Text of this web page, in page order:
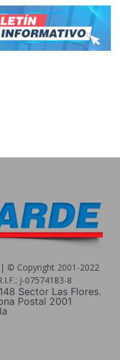
© Copyright 2001-2022
J-07574183-8
Sector Las Flores.
Postal 2001